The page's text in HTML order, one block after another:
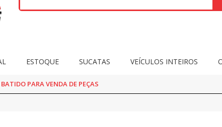
ESTOQUE SUCATAS VEÍCULOS INTEIROS
PARA VENDA DE PEÇAS